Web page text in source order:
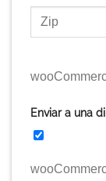
Enviar a una